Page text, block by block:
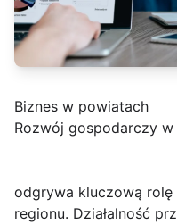
Biznes w powiatach
Rozwój gospodarczy
odgrywa kluczową
regionu. Działalność